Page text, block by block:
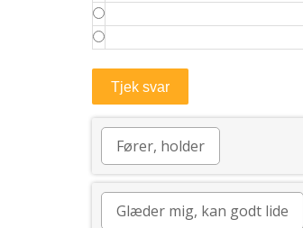
Fører, holder
Glæder mig, kan godt lide